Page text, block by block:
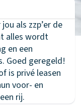
als zzp’er de
alles wordt
en een
Goed geregeld!
is privé leasen
voor- en
rij.